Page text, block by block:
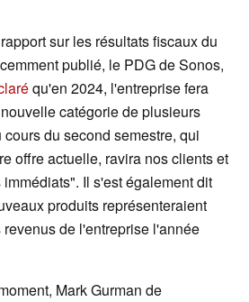
sur les résultats fiscaux du
publié, le PDG de Sonos,
qu'en 2024, l'entreprise fera
catégorie de plusieurs
du second semestre, qui
offre actuelle, ravira nos clients et
Il s'est également dit
produits représenteraient
de l'entreprise l'année
Mark Gurman de